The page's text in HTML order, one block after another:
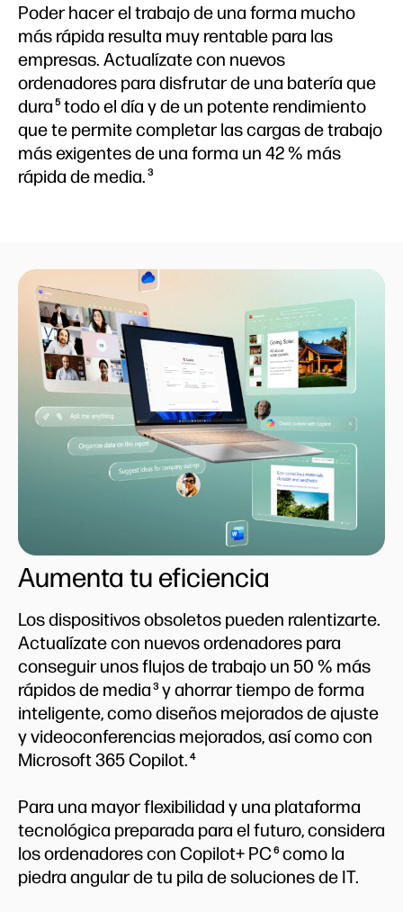
Poder hacer el trabajo de una forma mucho
más rápida resulta muy rentable para las
empresas. Actualízate con nuevos
ordenadores para disfrutar de una batería que
dura 5 todo el día y de un potente rendimiento
que te permite completar las cargas de trabajo
más exigentes de una forma un 42 % más
rápida de media. 3
Aumenta tu eficiencia
Los dispositivos obsoletos pueden ralentizarte.
Actualízate con nuevos ordenadores para
conseguir unos flujos de trabajo un 50 % más
rápidos de media 3 y ahorrar tiempo de forma
inteligente, como diseños mejorados de ajuste
y videoconferencias mejorados, así como con
Microsoft 365 Copilot. 4
Para una mayor flexibilidad y una plataforma
tecnológica preparada para el futuro, considera
los ordenadores con Copilot+ PC6como la
piedra angular de tu pila de soluciones de IT.